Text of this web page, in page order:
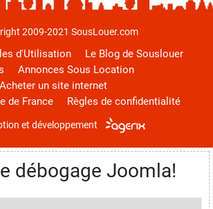
2009-2021 SousLouer.com
d'Utilisation
Le Blog de Souslouer
Annonces Sous Location
Acheter un site internet
de France
Règles de confidentialité
et développement
débogage Joomla!